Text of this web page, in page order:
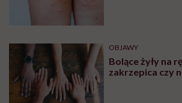
OBJAWY
Bolące żyły na
zakrzepica czy